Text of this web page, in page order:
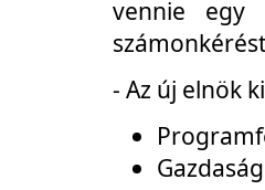
vennie egy
- Az új elnök